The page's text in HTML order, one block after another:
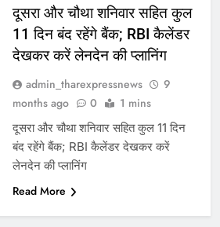
दूसरा और चौथा शनिवार सहित कुल
11 दिन बंद रहेंगे बैंक; RBI कैलेंडर
देखकर करें लेनदेन की प्लानिंग
admin_tharexpressnews
9
months ago
0 1 mins
दूसरा और चौथा शनिवार सहित कुल 11 दिन
बंद रहेंगे बैंक; RBI कैलेंडर देखकर करें
लेनदेन की प्लानिंग
Read More